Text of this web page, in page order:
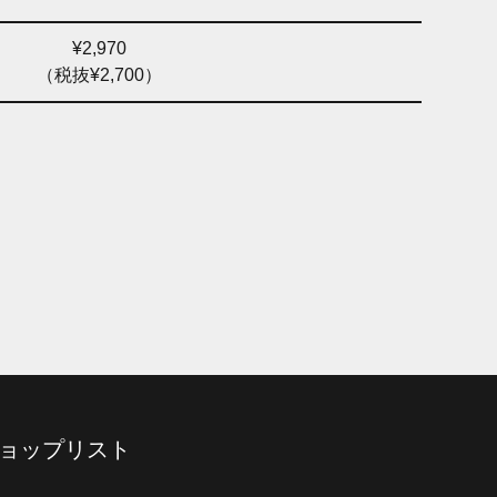
¥2,970
（税抜¥2,700）
ップリスト